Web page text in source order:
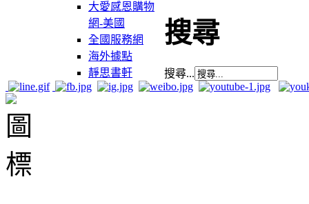
大愛感恩購物
網-美國
全國服務網
海外據點
靜思書軒
搜尋
搜尋...